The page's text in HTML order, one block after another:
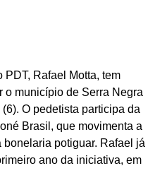
O município possui
de acesso ao
os dados também atribuem
pela política
Na avaliação deles, a
Rafael Motta, tem
o município de Serra Negra
O pedetista participa da
Brasil, que movimenta a
potiguar. Rafael já
ano da iniciativa, em